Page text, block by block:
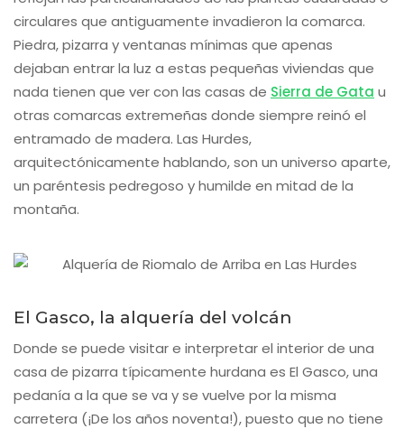
circulares que antiguamente invadieron la comarca.
Piedra, pizarra y ventanas mínimas que apenas
dejaban entrar la luz a estas pequeñas viviendas que
nada tienen que ver con las casas de Sierra de Gata u
otras comarcas extremeñas donde siempre reinó el
entramado de madera. Las Hurdes,
arquitectónicamente hablando, son un universo aparte,
un paréntesis pedregoso y humilde en mitad de la
montaña.
El Gasco, la alquería del volcán
Donde se puede visitar e interpretar el interior de una
casa de pizarra típicamente hurdana es El Gasco, una
pedanía a la que se va y se vuelve por la misma
carretera (¡De los años noventa!), puesto que no tiene